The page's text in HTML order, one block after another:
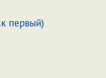
первый)